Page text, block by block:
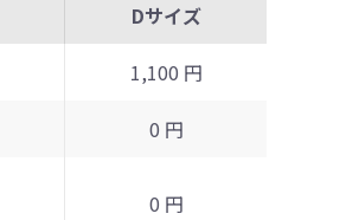
Dサイズ
1,100 円
0 円
0 円